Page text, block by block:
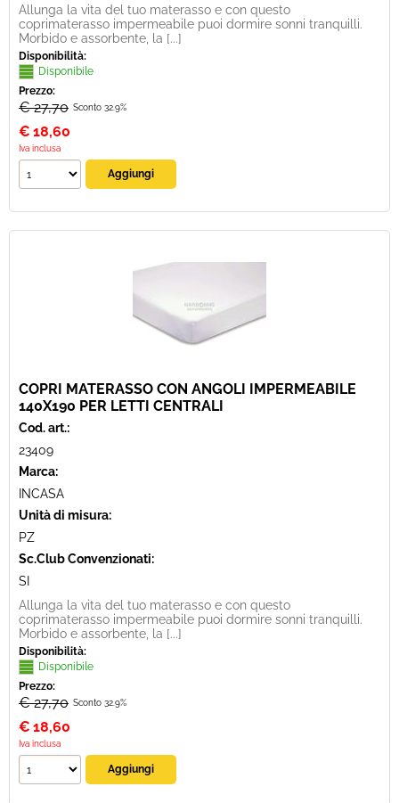
Allunga la vita del tuo materasso e con questo
coprimaterasso impermeabile puoi dormire sonni tranquilli.
Morbido e assorbente, la [...]
Disponibilità:
Disponibile
Prezzo:
€ 27,70 Sconto 32.9%
€ 18,60
Iva inclusa
COPRI MATERASSO CON ANGOLI IMPERMEABILE
140X190 PER LETTI CENTRALI
Cod. art.:
23409
Marca:
INCASA
Unità di misura:
PZ
Sc.Club Convenzionati:
SI
Allunga la vita del tuo materasso e con questo
coprimaterasso impermeabile puoi dormire sonni tranquilli.
Morbido e assorbente, la [...]
Disponibilità:
Disponibile
Prezzo:
€ 27,70 Sconto 32.9%
€ 18,60
Iva inclusa